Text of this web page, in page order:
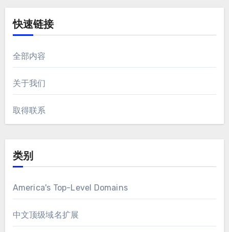
快速链接
全部内容
关于我们
取得联系
类别
America's Top-Level Domains
中文顶级域名扩展